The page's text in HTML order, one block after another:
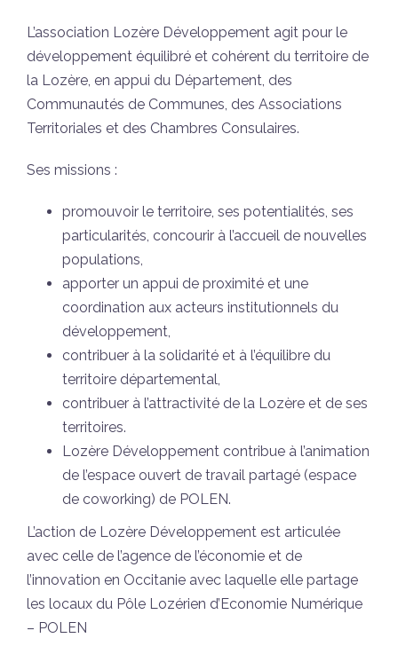
L’association Lozère Développement agit pour le
développement équilibré et cohérent du territoire de
la Lozère, en appui du Département, des
Communautés de Communes, des Associations
Territoriales et des Chambres Consulaires.
Ses missions :
promouvoir le territoire, ses potentialités, ses
particularités, concourir à l’accueil de nouvelles
populations,
apporter un appui de proximité et une
coordination aux acteurs institutionnels du
développement,
contribuer à la solidarité et à l’équilibre du
territoire départemental,
contribuer à l’attractivité de la Lozère et de ses
territoires.
Lozère Développement contribue à l’animation
de l’espace ouvert de travail partagé (espace
de coworking) de POLEN.
L’action de Lozère Développement est articulée
avec celle de l’agence de l’économie et de
l’innovation en Occitanie avec laquelle elle partage
les locaux du Pôle Lozérien d’Economie Numérique
– POLEN